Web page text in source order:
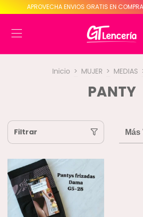
APROVECHA ENVIOS GRATIS EN
Inicio > MUJER > MEDIAS
PANTY
Filtrar